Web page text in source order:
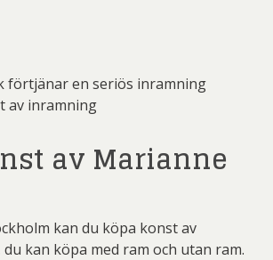
förtjänar en seriös inramning
av inramning
av Marianne
kan du köpa konst av
kan köpa med ram och utan ram.